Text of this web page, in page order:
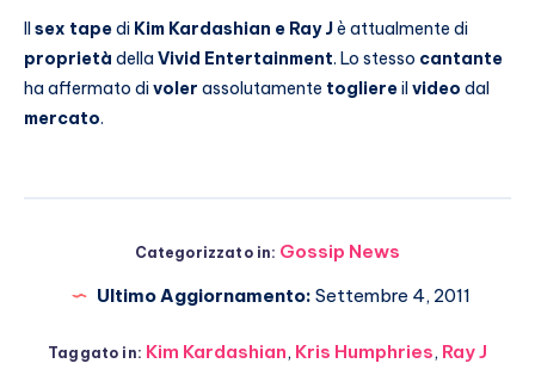
sex tapedi Kim Kardashian e Ray Jè attualmente di
proprietà della Vivid Entertainment. Lo stesso cantante
ha affermato divoler assolutamente togliereil video dal
mercato.
Categorizzato in: Gossip News
Ultimo Aggiornamento: Settembre 4, 2011
Taggato in: Kim Kardashian, Kris Humphries, Ray J